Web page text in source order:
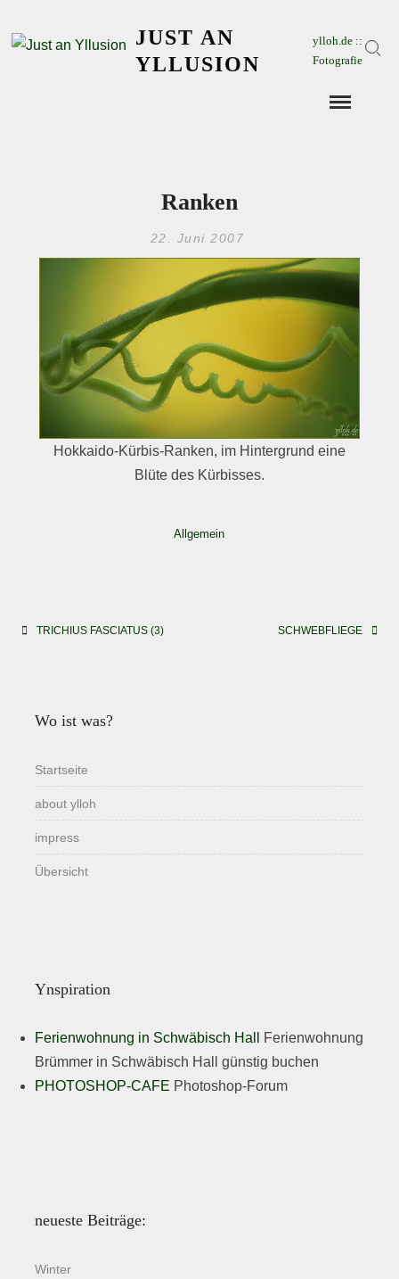
JUST AN
YLLUSION
ylloh.de ::
Fotografie
Ranken
22. Juni 2007
Hokkaido-Kürbis-Ranken, im Hintergrund eine
Blüte des Kürbisses.
Allgemein
Beitragsnavigation
TRICHIUS FASCIATUS (3) SCHWEBFLIEGE
Wo ist was?
Startseite
about ylloh
impress
Übersicht
Ynspiration
Ferienwohnung in Schwäbisch Hall
Ferienwohnung
Brümmer in Schwäbisch Hall günstig buchen
PHOTOSHOP-CAFE Photoshop-Forum
neueste Beiträge:
Winter